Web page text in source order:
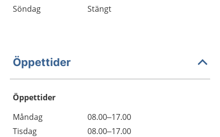
Söndag
Stängt
Öppettider
Öppettider
Dag
Öppettider
Kommentarer
Måndag
08.00–17.00
Tisdag
08.00–17.00